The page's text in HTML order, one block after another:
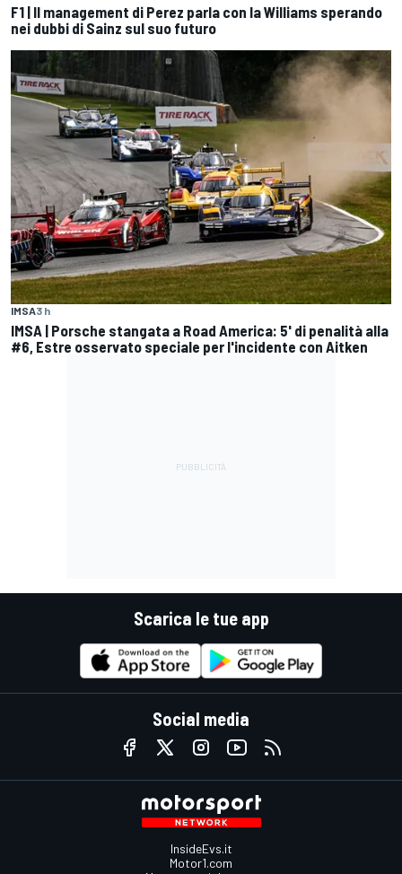
F1 | Il management di Perez parla con la Williams sperando
nei dubbi di Sainz sul suo futuro
IMSA3 h
IMSA | Porsche stangata a Road America: 5' di penalità alla
#6, Estre osservato speciale per l'incidente con Aitken
Scarica le tue app
Social media
InsideEvs.it
Motor1.com